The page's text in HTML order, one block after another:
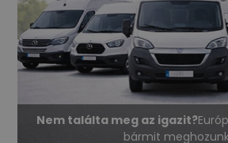
Nem találta meg az igazit?
bármit